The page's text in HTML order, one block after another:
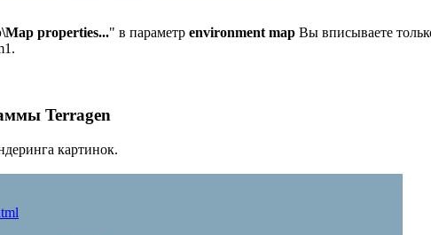
properties..." в параметр environment map Вы вписываете
Terragen
картинок.